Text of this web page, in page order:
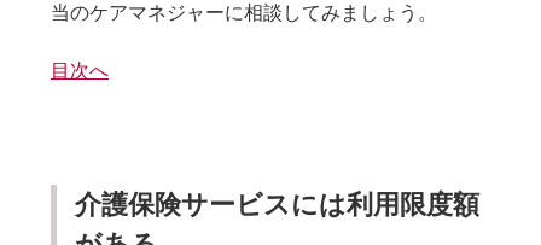
当のケアマネジャーに相談してみましょう。
目次へ
介護保険サービスには利用限度額